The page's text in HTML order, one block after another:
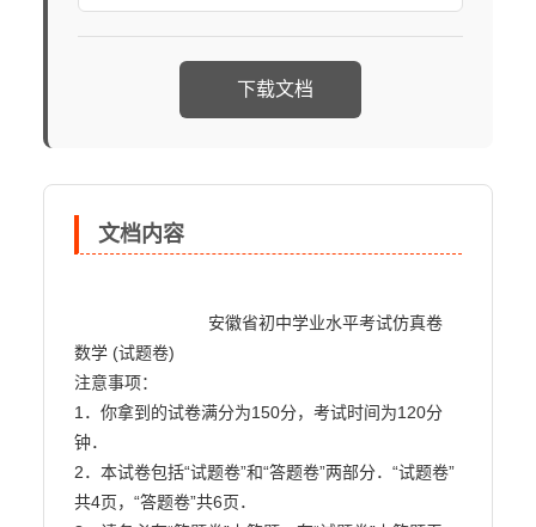
下载文档
文档内容
数学 (试题卷)
注意事项：
1．你拿到的试卷满分为150分，考试时间为120分
钟．
2．本试卷包括“试题卷”和“答题卷”两部分．“试题卷”
共4页，“答题卷”共6页．